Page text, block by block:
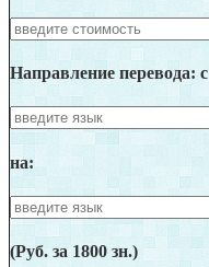
Направление перевода: c
на:
(Руб. за 1800 зн.)